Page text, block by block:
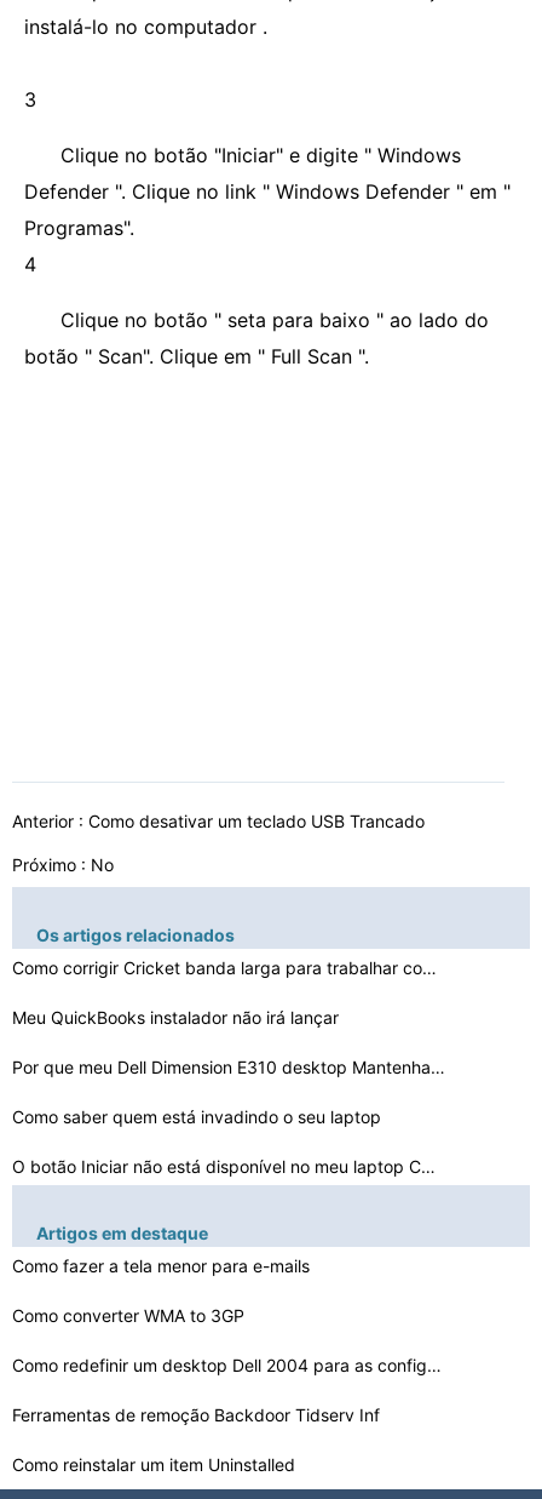
instalá-lo no computador .
3
Clique no botão "Iniciar" e digite " Windows
Defender ". Clique no link " Windows Defender " em "
Programas".
4
Clique no botão " seta para baixo " ao lado do
botão " Scan". Clique em " Full Scan ".
Anterior : Como desativar um teclado USB Trancado
Próximo : No
Os artigos relacionados
Como corrigir Cricket banda larga para trabalhar com o …
Meu QuickBooks instalador não irá lançar
Por que meu Dell Dimension E310 desktop Mantenha travan…
Como saber quem está invadindo o seu laptop
O botão Iniciar não está disponível no meu laptop C…
Comunicação não disponível em um Dell V305w
Como excluir um arquivo Unmovable
Computador trava quando ocioso por um longo tempo em Vi…
Como corrigir Baixo Brilho em um Alienware M15x
Artigos em destaque
Como fazer a tela menor para e-mails
Como converter WMA to 3GP
Como redefinir um desktop Dell 2004 para as configuraç…
Ferramentas de remoção Backdoor Tidserv Inf
Como reinstalar um item Uninstalled